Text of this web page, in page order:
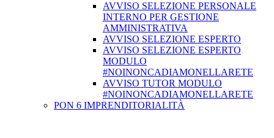
AVVISO SELEZIONE PERSONALE
INTERNO PER GESTIONE
AMMINISTRATIVA
AVVISO SELEZIONE ESPERTO
AVVISO SELEZIONE ESPERTO
MODULO
#NOINONCADIAMONELLARETE
AVVISO TUTOR MODULO
#NOINONCADIAMONELLARETE
PON 6 IMPRENDITORIALITÀ